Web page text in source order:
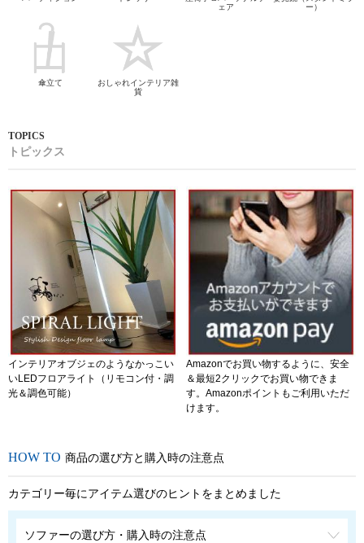
ェア
ー）
傘立て
おしゃれインテリア雑
貨
トピックス
インテリアオブジェのようなかっこい
いLEDフロアライト（リモコン付・調
光＆調色可能）
Amazonでお買い物するように、安全
＆最短2クリックでお買い物できま
す。Amazonポイントもご利用いただ
けます。
商品の選び方と購入時の注意点
カテゴリー毎にアイテム選びのヒントをまとめました
ソファーの選び方・購入時の注意点